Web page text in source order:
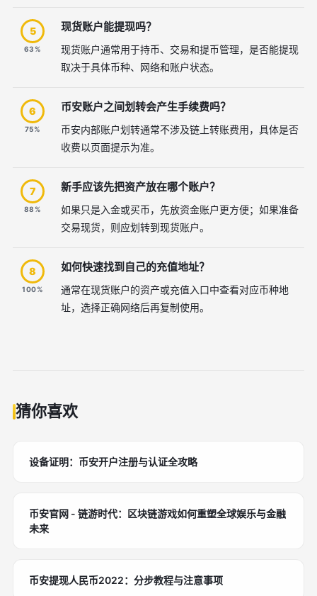
5
63%
现货账户能提现吗？
现货账户通常用于持币、交易和提币管理，是否能提现
取决于具体币种、网络和账户状态。
6
75%
币安账户之间划转会产生手续费吗？
币安内部账户划转通常不涉及链上转账费用，具体是否
收费以页面提示为准。
7
88%
新手应该先把资产放在哪个账户？
如果只是入金或买币，先放资金账户更方便；如果准备
交易现货，则应划转到现货账户。
8
100%
如何快速找到自己的充值地址？
通常在现货账户的资产或充值入口中查看对应币种地
址，选择正确网络后再复制使用。
猜你喜欢
设备证明：币安开户注册与认证全攻略
币安官网 - 链游时代：区块链游戏如何重塑全球娱乐与金融
未来
币安提现人民币2022：分步教程与注意事项